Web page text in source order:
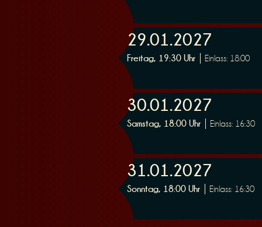
29.01.2027
Freitag, 19:30 Uhr Einlass: 18:00
30.01.2027
Samstag, 18:00 Uhr Einlass: 16:30
31.01.2027
Sonntag, 18:00 Uhr Einlass: 16:30